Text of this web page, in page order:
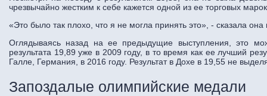
чрезвычайно жестким к себе кажется одной из ее торговых
«Это было так плохо, что я не могла принять это», - сказала
Оглядываясь назад на ее предыдущие выступления, это
результата 19,89 уже в 2009 году, в то время как ее лучший
Галле, Германия, в 2016 году. Результат в Дохе в 19,55 не
Запоздалые олимпийские медали